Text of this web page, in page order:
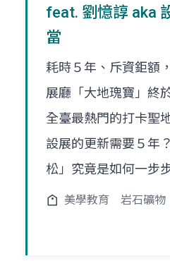
feat. 劉憶諄 aka
當
耗時５年、斥資鉅額
展廳「大地瑰寶」終
全臺最熱門的打卡聖
設展的更新需要５年
松」究竟是如何一步
美學教育 岩石礦物